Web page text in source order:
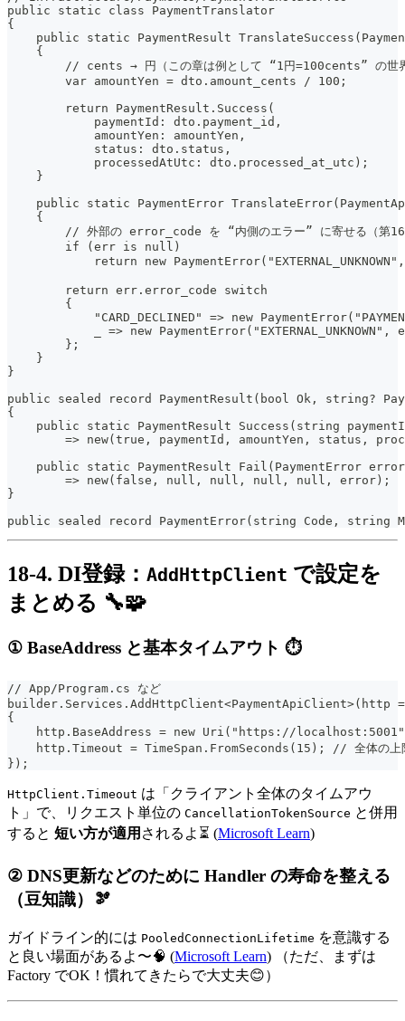
public static class PaymentTranslator
{
public static PaymentResult
    {
// cents → 円（この章は例として “1円=100cents” の世
        var amountYen = dto.amount_cents / 100;
        return PaymentResult.Success(
            paymentId: dto.payment_id,
            amountYen: amountYen,
            status: dto.status,
            processedAtUtc: dto.processed_at_utc);
    }
public static PaymentError
    {
// 外部の error_code を “内側のエラー” に寄せる（第16
        if (err is null)
return new PaymentError("EXTERNAL_UNKNOWN",
        return err.error_code switch
        {
"CARD_DECLINED" => new
_ => new PaymentError("EXTERNAL_UNKNOWN",
        };
    }
}
public sealed record PaymentResult(bool Ok, string?
{
public static PaymentResult Success(string
=> new(true, paymentId, amountYen, status,
public static PaymentResult Fail(PaymentError
        => new(false, null, null, null, null, error);
}
public sealed record PaymentError(string Code, string
18-4. DI登録： AddHttpClient で設定を
まとめる 🔧🧩
① BaseAddress と基本タイムアウト ⏱️
// App/Program.cs など
builder.Services.AddHttpClient<PaymentApiClient>(http
{
http.BaseAddress = new Uri("https://
http.Timeout = TimeSpan.FromSeconds(15); // 全体の上限
});
HttpClient.Timeout は「クライアント全体のタイムアウ
ト」で、リクエスト単位の CancellationTokenSource と併用
すると 短い方が適用 されるよ⏳ (Microsoft Learn)
② DNS更新などのために Handler の寿命を整える
（豆知識）🫘
ガイドライン的には PooledConnectionLifetime を意識する
と良い場面があるよ〜🧠 (Microsoft Learn) （ただ、まずは
Factory でOK！慣れてきたらで大丈夫😊）